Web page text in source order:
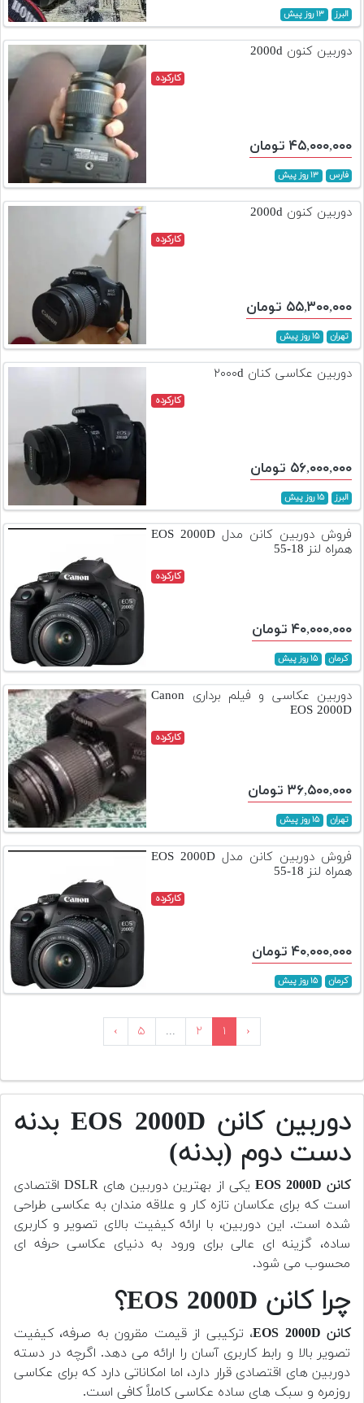
البرز ۱۳ روز پیش
دوربین کنون 2000d
کارکرده
۴۵,۰۰۰,۰۰۰ تومان
فارس ۱۳ روز پیش
دوربین کنون 2000d
کارکرده
۵۵,۳۰۰,۰۰۰ تومان
تهران ۱۵ روز پیش
دوربین عکاسی کنان ۲۰۰۰d
کارکرده
۵۶,۰۰۰,۰۰۰ تومان
البرز ۱۵ روز پیش
فروش دوربین کانن مدل EOS 2000D
همراه لنز 18-55
کارکرده
۴۰,۰۰۰,۰۰۰ تومان
کرمان ۱۵ روز پیش
دوربین عکاسی و فیلم برداری Canon
EOS 2000D
کارکرده
۳۶,۵۰۰,۰۰۰ تومان
تهران ۱۵ روز پیش
فروش دوربین کانن مدل EOS 2000D
همراه لنز 18-55
کارکرده
۴۰,۰۰۰,۰۰۰ تومان
کرمان ۱۵ روز پیش
‹ ۱ ۲ ... ۵ ›
دوربین کانن EOS 2000D بدنه
دست دوم (بدنه)
کانن EOS 2000D
یکی از بهترین دوربین های DSLR اقتصادی
است که برای عکاسان تازه کار و علاقه مندان به عکاسی طراحی
شده است. این دوربین، با ارائه کیفیت بالای تصویر و کاربری
ساده، گزینه ای عالی برای ورود به دنیای عکاسی حرفه ای
محسوب می شود.
چرا کانن EOS 2000D؟
کانن EOS 2000D
، ترکیبی از قیمت مقرون به صرفه، کیفیت
تصویر بالا و رابط کاربری آسان را ارائه می دهد. اگرچه در دسته
دوربین های اقتصادی قرار دارد، اما امکاناتی دارد که برای عکاسی
روزمره و سبک های ساده عکاسی کاملاً کافی است.